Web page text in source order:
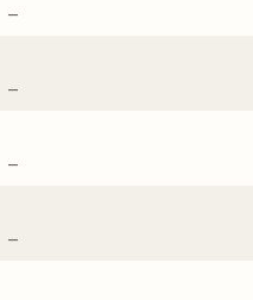
–
–
–
–